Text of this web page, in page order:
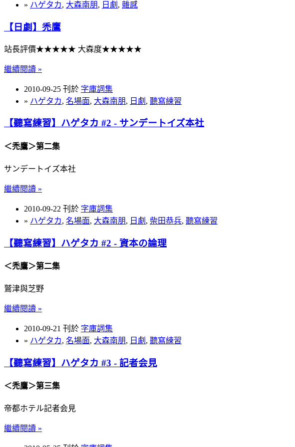
» ハゲタカ, 大森南朋, 日劇 , 雜感
【日劇】禿鷹
站長評價★★★★★ 大森度★★★★★
繼續閱讀 »
2010-09-25 刊於 字庫詞集
» ハゲタカ, 名場面, 大森南朋, 日劇 , 聽寫練習
【聽寫練習】ハゲタカ #2 - サンデートイズ本社
＜禿鷹＞第二集
サンデートイズ本社
繼續閱讀 »
2010-09-22 刊於 字庫詞集
» ハゲタカ, 名場面, 大森南朋, 日劇 , 柴田恭兵, 聽寫練習
【聽寫練習】ハゲタカ #2 - 資本の論理
＜禿鷹＞第二集
鷲津與芝野
繼續閱讀 »
2010-09-21 刊於 字庫詞集
» ハゲタカ, 名場面, 大森南朋, 日劇 , 聽寫練習
【聽寫練習】ハゲタカ #3 - 記者会見
＜禿鷹＞第三集
帝都ホテル記者会見
繼續閱讀 »